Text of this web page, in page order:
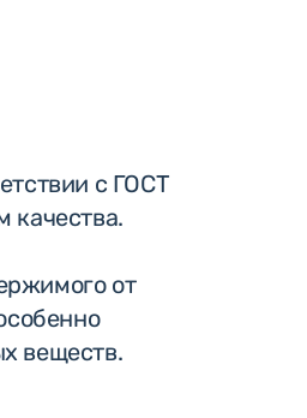
с ГОСТ
качества.
от
веществ.